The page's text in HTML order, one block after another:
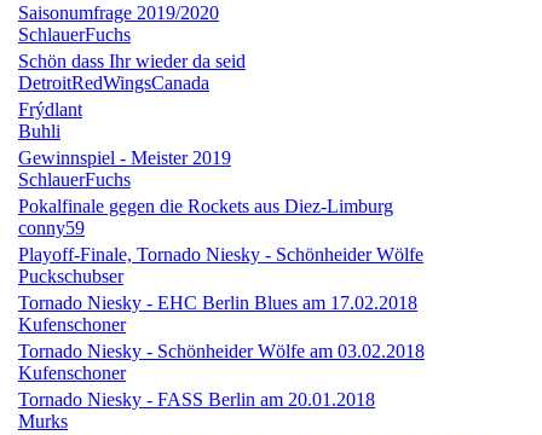
Saisonumfrage 2019/2020
SchlauerFuchs
Schön dass Ihr wieder da seid
DetroitRedWingsCanada
Frýdlant
Buhli
Gewinnspiel - Meister 2019
SchlauerFuchs
Pokalfinale gegen die Rockets aus Diez-Limburg
conny59
Playoff-Finale, Tornado Niesky - Schönheider Wölfe
Puckschubser
Tornado Niesky - EHC Berlin Blues am 17.02.2018
Kufenschoner
Tornado Niesky - Schönheider Wölfe am 03.02.2018
Kufenschoner
Tornado Niesky - FASS Berlin am 20.01.2018
Murks